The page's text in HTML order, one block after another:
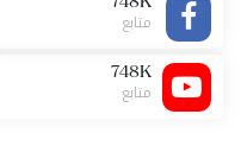
متابع
748K
متابع